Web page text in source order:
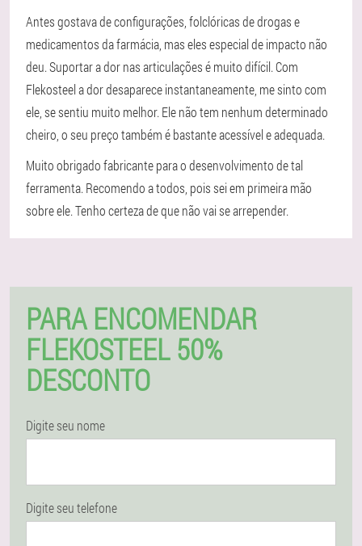
Antes gostava de configurações, folclóricas de drogas e
medicamentos da farmácia, mas eles especial de impacto não
deu. Suportar a dor nas articulações é muito difícil. Com
Flekosteel a dor desaparece instantaneamente, me sinto com
ele, se sentiu muito melhor. Ele não tem nenhum determinado
cheiro, o seu preço também é bastante acessível e adequada.
Muito obrigado fabricante para o desenvolvimento de tal
ferramenta. Recomendo a todos, pois sei em primeira mão
sobre ele. Tenho certeza de que não vai se arrepender.
PARA ENCOMENDAR
FLEKOSTEEL 50%
DESCONTO
Digite seu nome
Digite seu telefone